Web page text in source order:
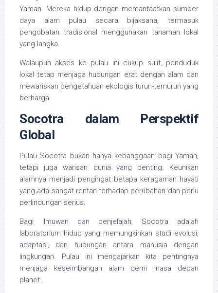
Yaman. Mereka hidup dengan memanfaatkan sumber
daya alam pulau secara bijaksana, termasuk
pengobatan tradisional menggunakan tanaman lokal
yang langka.
Walaupun akses ke pulau ini cukup sulit, penduduk
lokal tetap menjaga hubungan erat dengan alam dan
mewariskan pengetahuan ekologis turun-temurun yang
berharga.
Socotra dalam Perspektif
Global
Pulau Socotra bukan hanya kebanggaan bagi Yaman,
tetapi juga warisan dunia yang penting. Keunikan
alamnya menjadi pengingat betapa keragaman hayati
yang ada sangat rentan terhadap perubahan dan perlu
perlindungan serius.
Bagi ilmuwan dan penjelajah, Socotra adalah
laboratorium hidup yang memungkinkan studi evolusi,
adaptasi, dan hubungan antara manusia dengan
lingkungan. Pulau ini mengajarkan kita pentingnya
menjaga keseimbangan alam demi masa depan
planet.